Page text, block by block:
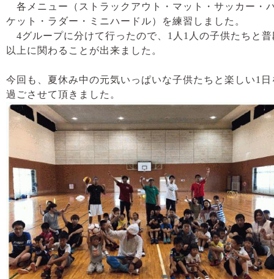
各メニュー（ストラックアウト・マット・サッカー・
ケット・ラダー・ミニハードル）を練習しました。
4グループに分けて行ったので、1人1人の子供たちと普
以上に関わることが出来ました。
今回も、夏休み中の元気いっぱいな子供たちと楽しい1日
過ごさせて頂きました。